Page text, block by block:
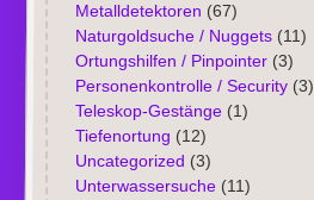
Metalldetektoren (67)
Naturgoldsuche / Nuggets(11)
Ortungshilfen / Pinpointer(3)
Personenkontrolle / Security(3)
Teleskop-Gestänge(1)
Tiefenortung (12)
Uncategorized (3)
Unterwassersuche(11)